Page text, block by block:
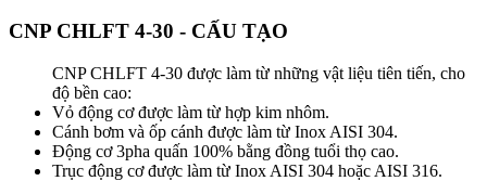
CNP CHLFT 4-30 - CẤU TẠO
CNP CHLFT 4-30 được làm từ những vật liệu tiên tiến, cho
độ bền cao:
Vỏ động cơ được làm từ hợp kim nhôm.
Cánh bơm và ốp cánh được làm từ Inox AISI 304.
Động cơ 3pha quấn 100% bằng đồng tuổi thọ cao.
Trục động cơ được làm từ Inox AISI 304 hoặc AISI 316.